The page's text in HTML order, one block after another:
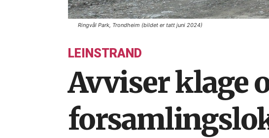
Ringvål Park, Trondheim (bildet er tatt juni 2024)
LEINSTRAND
Avviser klage